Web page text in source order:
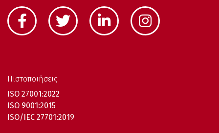
Πιστοποιήσεις
ISO 27001:2022
ISO 9001:2015
ISO/IEC 27701:2019